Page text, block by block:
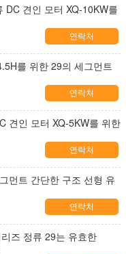
DC 견인 모터 XQ-10KW를
연락처
를 위한 29의 세그먼트
연락처
견인 모터 XQ-5KW를 위한
연락처
먼트 간단한 구조 선형 유
연락처
즈 정류 29는 유효한